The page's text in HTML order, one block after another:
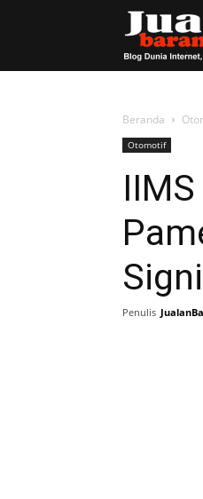
Beranda
Otomotif
Penulis